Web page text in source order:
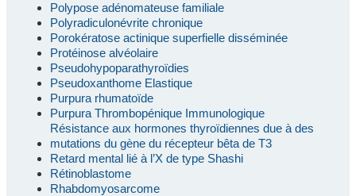
Polypose adénomateuse familiale
Polyradiculonévrite chronique
Porokératose actinique superfielle disséminée
Protéinose alvéolaire
Pseudohypoparathyroïdies
Pseudoxanthome Elastique
Purpura rhumatoïde
Purpura Thrombopénique Immunologique
Résistance aux hormones thyroïdiennes due à des
mutations du gène du récepteur bêta de T3
Retard mental lié à l’X de type Shashi
Rétinoblastome
Rhabdomyosarcome